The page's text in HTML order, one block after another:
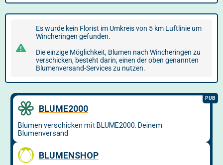
Es wurde kein Florist im Umkreis von 5 km Luftlinie um
Wincheringen gefunden.
Die einzige Möglichkeit, Blumen nach Wincheringen zu
verschicken, besteht darin, einen der oben genannten
Blumenversand-Services zu nutzen.